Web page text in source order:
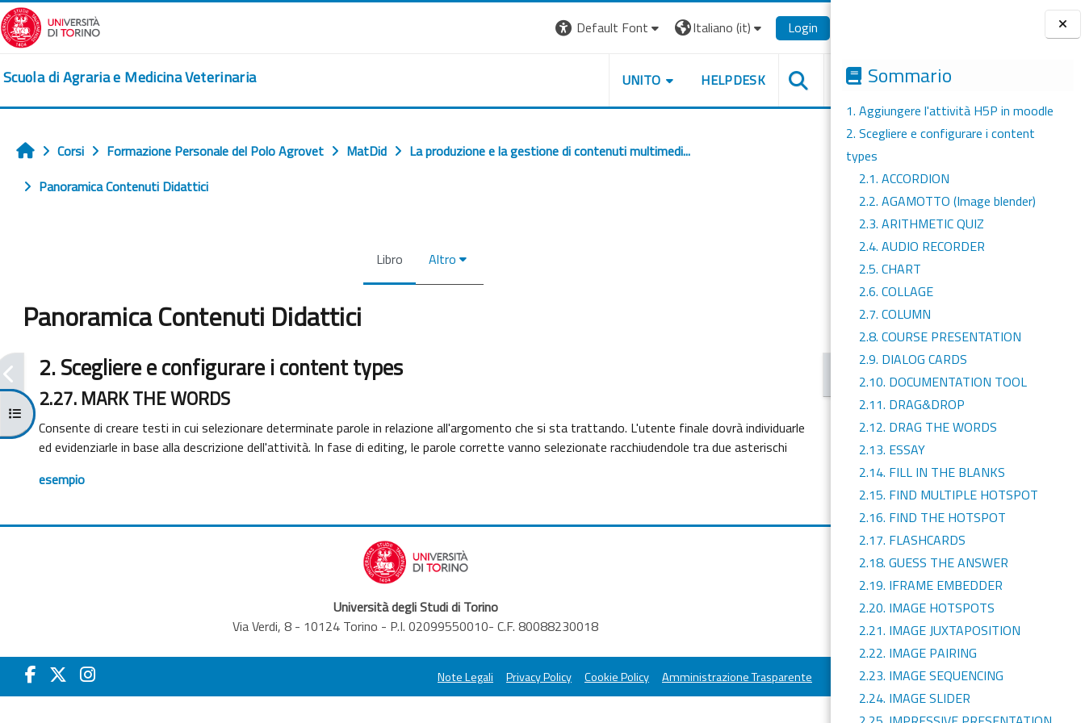
Vai al contenuto principale
Blocchi
Sommario
1. Aggiungere l'attività H5P in moodle
2. Scegliere e configurare i content
types
2.1. ACCORDION
2.2. AGAMOTTO (Image blender)
2.3. ARITHMETIC QUIZ
2.4. AUDIO RECORDER
2.5. CHART
2.6. COLLAGE
2.7. COLUMN
2.8. COURSE PRESENTATION
2.9. DIALOG CARDS
2.10. DOCUMENTATION TOOL
2.11. DRAG&DROP
2.12. DRAG THE WORDS
2.13. ESSAY
2.14. FILL IN THE BLANKS
2.15. FIND MULTIPLE HOTSPOT
2.16. FIND THE HOTSPOT
2.17. FLASHCARDS
2.18. GUESS THE ANSWER
2.19. IFRAME EMBEDDER
2.20. IMAGE HOTSPOTS
2.21. IMAGE JUXTAPOSITION
2.22. IMAGE PAIRING
2.23. IMAGE SEQUENCING
2.24. IMAGE SLIDER
Default Font Italiano ‎(it)‎ Login
Scuola di Agraria e Medicina Veterinaria UNITO HELPDESK
Apri indice del corso
Home
Corsi Formazione Personale del Polo Agrovet MatDid
La produzione e la gestione di contenuti multimedi...
Panoramica Contenuti Didattici
Libro Altro
Panoramica Contenuti Didattici
2. Scegliere e configurare i content types
2.27. MARK THE WORDS
Consente di creare testi in cui selezionare determinate parole in relazione all'argomento che si sta trattando. L'utente finale dovrà individuarle
ed evidenziarle in base alla descrizione dell'attività. In fase di editing, le parole corrette vanno selezionate racchiudendole tra due asterischi
esempio
Università degli Studi di Torino
Via Verdi, 8 - 10124 Torino - P.I. 02099550010- C.F. 80088230018
Note Legali Privacy Policy Cookie Policy Amministrazione Trasparente